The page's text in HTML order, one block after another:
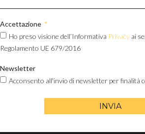
Accettazione
Ho preso visione dell’Informativa Privacy ai
Regolamento UE 679/2016
Newsletter
Acconsento all'invio di newsletter per finalità
INVIA